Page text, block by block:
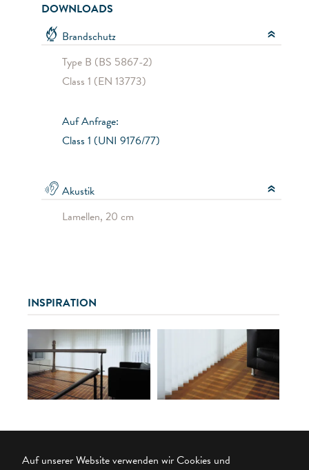
DOWNLOADS
Brandschutz
Type B (BS 5867-2)
Class 1 (EN 13773)
Auf Anfrage:
Class 1 (UNI 9176/77)
Akustik
Lamellen, 20 cm
INSPIRATION
Auf unserer Website verwenden wir Cookies und